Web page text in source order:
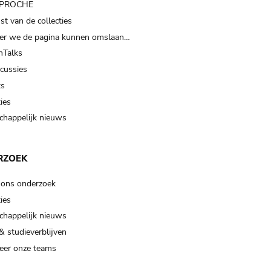
van de collecties
we de pagina kunnen omslaan…
nieuws
onderzoek
nieuws
studieverblijven
onze teams